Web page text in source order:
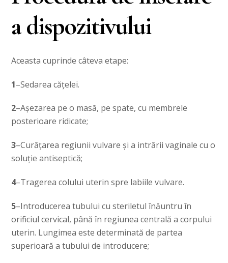
a dispozitivului
Aceasta cuprinde câteva etape:
1–Sedarea cățelei.
2–Aşezarea pe o masă, pe spate, cu membrele
posterioare ridicate;
3–Curățarea regiunii vulvare și a intrării vaginale cu o
soluție antiseptică;
4–Tragerea colului uterin spre labiile vulvare.
5–Introducerea tubului cu steriletul înăuntru în
orificiul cervical, până în regiunea centrală a corpului
uterin. Lungimea este determinată de partea
superioară a tubului de introducere;